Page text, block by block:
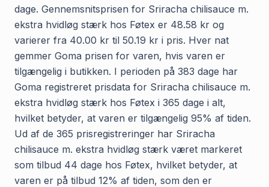
dage. Gennemsnitsprisen for Sriracha chilisauce m.
ekstra hvidløg stærk hos Føtex er 48.58 kr og
varierer fra 40.00 kr til 50.19 kr i pris. Hver nat
gemmer Goma prisen for varen, hvis varen er
tilgængelig i butikken. I perioden på 383 dage har
Goma registreret prisdata for Sriracha chilisauce m.
ekstra hvidløg stærk hos Føtex i 365 dage i alt,
hvilket betyder, at varen er tilgængelig 95% af tiden.
Ud af de 365 prisregistreringer har Sriracha
chilisauce m. ekstra hvidløg stærk været markeret
som tilbud 44 dage hos Føtex, hvilket betyder, at
varen er på tilbud 12% af tiden, som den er